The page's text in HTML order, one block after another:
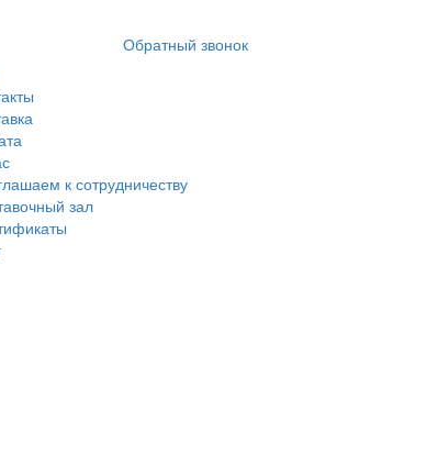
Обратный звонок
к сотрудничеству
зал